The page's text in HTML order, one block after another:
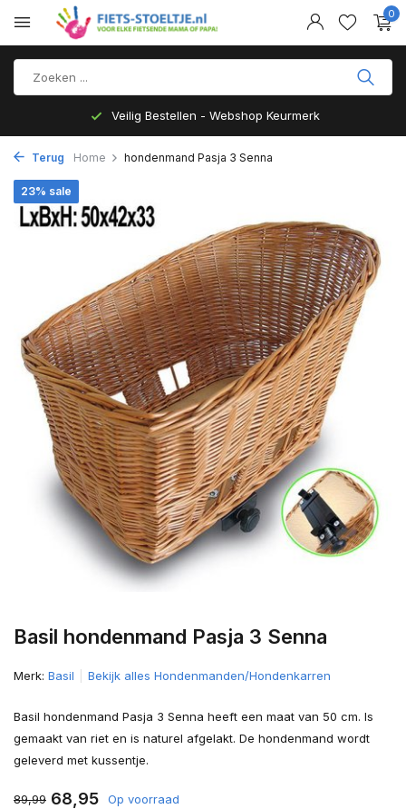
0
Veilig Bestellen - Webshop Keurmerk
Terug Home hondenmand Pasja 3 Senna
Basil hondenmand Pasja 3 Senna
23% sale
Merk: Basil Bekijk alles Hondenmanden/Hondenkarren
Basil hondenmand Pasja 3 Senna heeft een maat van 50 cm. Is
gemaakt van riet en is naturel afgelakt. De hondenmand wordt
geleverd met kussentje.
89,99 68,95 Op voorraad